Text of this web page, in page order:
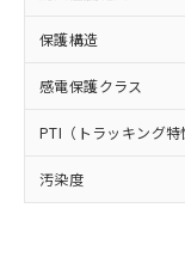
保護構造
感電保護クラス
PTI（トラッキング特
汚染度
登
お
品・
引
をご
※当
用者
※3 非含
下記の非
とができま
EU RoHS
51物質の
※本証明